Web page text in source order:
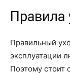
Правила
Правильный
эксплуатации
Поэтому стоит